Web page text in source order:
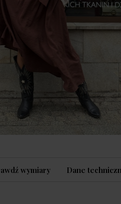
wymiary Dane